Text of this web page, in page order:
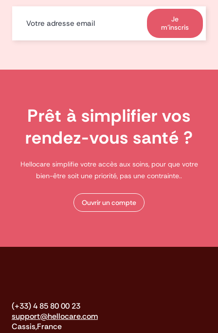
Je
m'inscris
Prêt à simplifier vos
rendez-vous santé ?
Hellocare simplifie votre accès aux soins, pour que votre
bien-être soit une priorité, pas une contrainte..
Ouvrir un compte
(+33) 4 85 80 00 23
support@hellocare.com
Cassis,France